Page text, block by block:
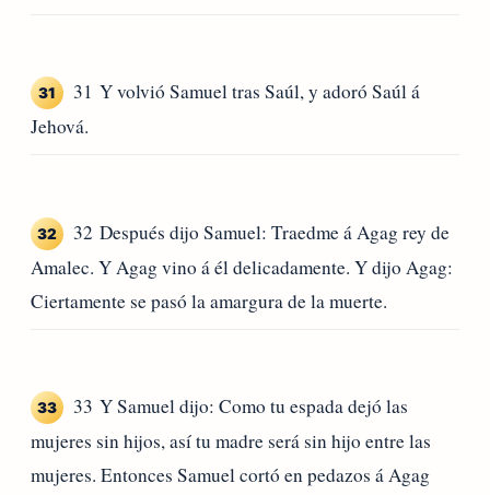
31
31 Y volvió Samuel tras Saúl, y adoró Saúl á
Jehová.
32
32 Después dijo Samuel: Traedme á Agag rey de
Amalec. Y Agag vino á él delicadamente. Y dijo Agag:
Ciertamente se pasó la amargura de la muerte.
33
33 Y Samuel dijo: Como tu espada dejó las
mujeres sin hijos, así tu madre será sin hijo entre las
mujeres. Entonces Samuel cortó en pedazos á Agag